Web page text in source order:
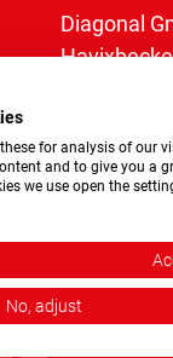
Diagonal
Telefax:
for analysis of our
and to give you a
we use open the
No, adjust